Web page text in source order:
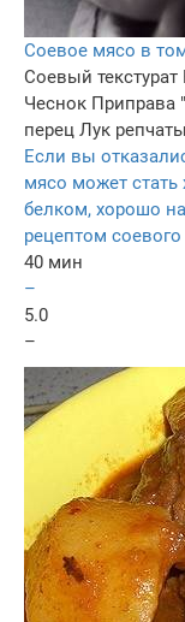
Соевое мясо в
Соевый текстурат
Чеснок Приправа
перец Лук
Если вы
мясо может стать
белком, хорошо
рецептом
40 мин
–
5.0
–